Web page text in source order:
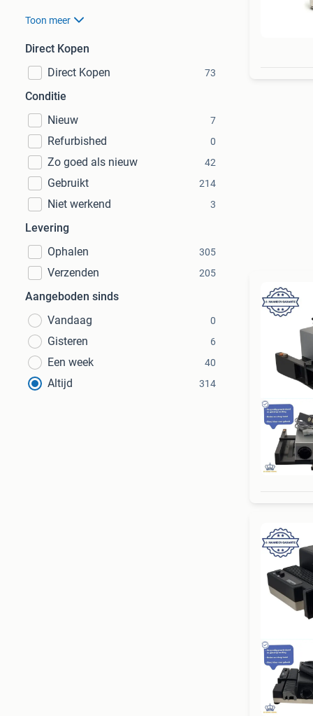
Toon meer
Direct Kopen
Direct Kopen
73
Conditie
Nieuw
7
Refurbished 0
Zo goed als nieuw 42
Gebruikt 214
Niet werkend 3
Levering
Ophalen
305
Verzenden 205
Aangeboden sinds
Vandaag
0
Gisteren 6
Een week 40
Altijd 314
6
6